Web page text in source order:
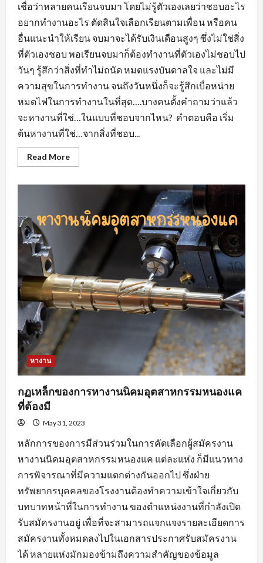
เชื่อว่าหลายคนเรียนจบมา โดยไม่รู้ตัวเองเลยว่าชอบอะไร
อยากทำงานอะไร ตัดสินใจเลือกเรียนตามเพื่อน หรือคน
อื่นแนะนำให้เรียน จบมาจะได้รับเงินเดือนสูงๆ ซึ่งไม่ใช่สิ่ง
ที่ตัวเองชอบ พอเรียนจบมาก็ต้องทำงานที่ตัวเองไม่ชอบไป
วันๆ รู้สึกว่าสิ่งที่ทำไม่ถนัด หมดแรงบันดาลใจ และไม่มี
ความสุขในการทำงาน จนถึงวันหนึ่งก็จะรู้สึกเบื่อหน่าย
หมดไฟในการทำงานในที่สุด….บางคนตั้งคำถามว่าแล้ว
จะหางานที่ใช่…ในแบบที่ชอบจากไหน? คำตอบคือ เริ่ม
ต้นหางานที่ใช่…จากสิ่งที่ชอบ...
Read MoreRead
more
ใน
แบบ
งาน
สวน
อุตสาหกรรม
โรจ
นะ
อยุธยา
หางาน
กฏเหล็กของการหางานนิคมอุตสาหกรรมหนองแค
ที่ต้องมี
May 31, 2023
หลักการของการมีส่วนร่วมในการคัดเลือกผู้สมัครงาน
หางานนิคมอุตสาหกรรมหนองแค แต่ละแห่ง ก็มีแนวทาง
การพิจารณาที่มีความแตกต่างกันออกไป ซึ่งฝ่าย
ทรัพยากรบุคคลของโรงงานต้องทำความเข้าใจเกี่ยวกับ
บทบาทหน้าที่ในการทำงาน ของตำแหน่งงานที่กำลังเปิด
รับสมัครงานอยู่ เพื่อที่จะสามารถแจกแจงรายละเอียดการ
สมัครงานทั้งหมดลงไปในเอกสารประกาศรับสมัครงาน
ได้ หลายแห่งมักมองข้ามถึงความสำคัญของข้อมูล